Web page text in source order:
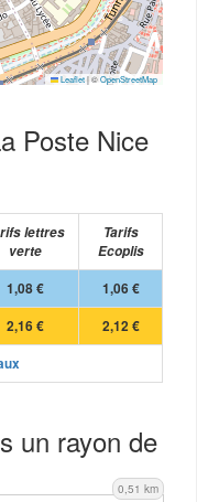
Leaflet|©OpenStreetMap
Poste Nice
lettres
verte
Tarifs
Ecoplis
1,08 €
1,06 €
2,16 €
2,12 €
un rayon de
0,51 km